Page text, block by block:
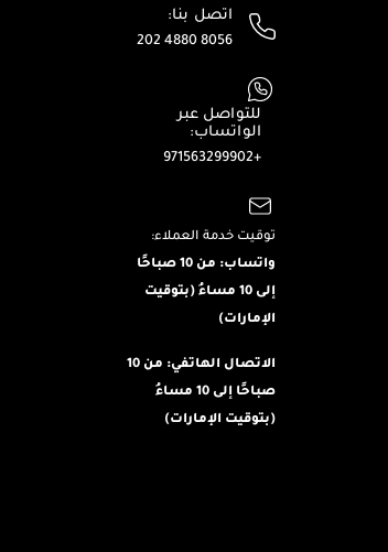
اتصل بنا:
202 4880 8056
للتواصل عبر
الواتساب:
+971563299902
توقيت خدمة العملاء:
واتساب: من 10 صباحًا
إلى 10 مساءُ (بتوقيت
الإمارات)
الاتصال الهاتفي: من 10
صباحًا إلى 10 مساءُ
(بتوقيت الإمارات)